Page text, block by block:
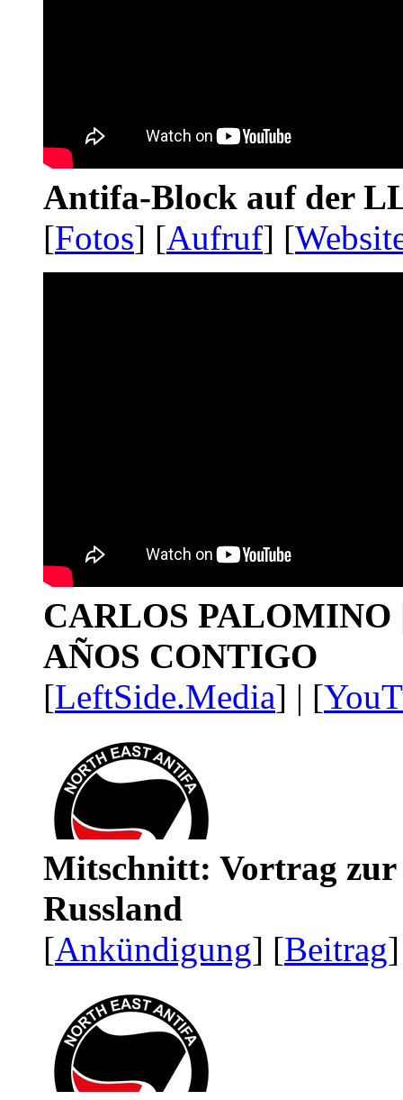
Antifa-Block auf der
[Fotos] [Aufruf] [
CARLOS PALOMINO
AÑOS CONTIGO
[LeftSide.Media] | [
Mitschnitt: Vortrag zur
Russland
[Ankündigung] [Beitrag